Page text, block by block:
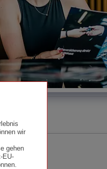
wir
gehen
EU-